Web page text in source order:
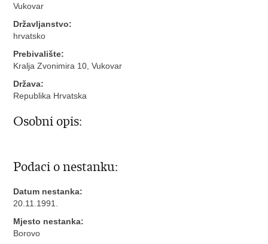
Vukovar
Državljanstvo:
hrvatsko
Prebivalište:
Kralja Zvonimira 10, Vukovar
Država:
Republika Hrvatska
Osobni opis:
Podaci o nestanku:
Datum nestanka:
20.11.1991.
Mjesto nestanka:
Borovo